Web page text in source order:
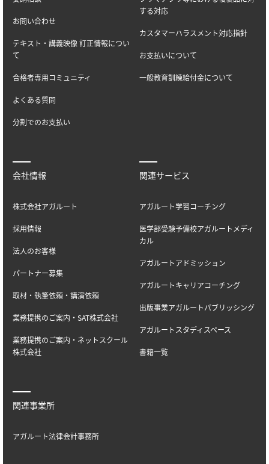
お問い合わせ
テキスト・講義映像 訂正情報につい
て
合格者専用コミュニティ
よくある質問
分割でのお支払い
する対応
カスタマーハラスメント対応指針
お支払いについて
一般教育訓練給付金について
会社情報
株式会社アガルート
採用情報
法人のお客様
パートナー募集
取材・執筆依頼・講演依頼
業務提携のご案内・SAT株式会社
業務提携のご案内・ネットスクール
株式会社
関連サービス
アガルート学習コーチング
医学部受験予備校アガルートメディ
カル
アガルートアドミッション
アガルートキャリアコーチング
出版事業アガルートパブリッシング
アガルートスタディスペース
書籍一覧
関連事業所
アガルート法律会計事務所